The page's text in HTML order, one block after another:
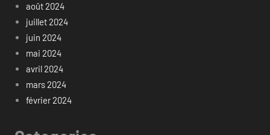
août 2024
juillet 2024
juin 2024
mai 2024
avril 2024
mars 2024
février 2024